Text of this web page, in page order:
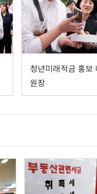
청년미래적금 홍보
원장